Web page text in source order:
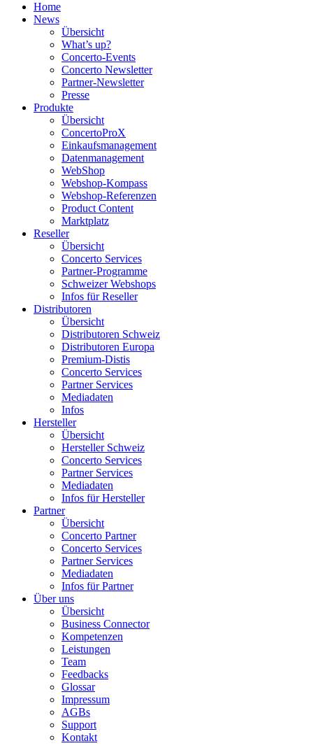
Home
News
Übersicht
What’s up?
Concerto-Events
Concerto Newsletter
Partner-Newsletter
Presse
Produkte
Übersicht
ConcertoProX
Einkaufsmanagement
Datenmanagement
WebShop
Webshop-Kompass
Webshop-Referenzen
Product Content
Marktplatz
Reseller
Übersicht
Concerto Services
Partner-Programme
Schweizer Webshops
Infos für Reseller
Distributoren
Übersicht
Distributoren Schweiz
Distributoren Europa
Premium-Distis
Concerto Services
Partner Services
Mediadaten
Infos
Hersteller
Übersicht
Hersteller Schweiz
Concerto Services
Partner Services
Mediadaten
Infos für Hersteller
Partner
Übersicht
Concerto Partner
Concerto Services
Partner Services
Mediadaten
Infos für Partner
Über uns
Übersicht
Business Connector
Kompetenzen
Leistungen
Team
Feedbacks
Glossar
Impressum
AGBs
Support
Kontakt